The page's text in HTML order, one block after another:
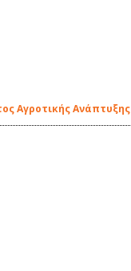
Αγροτικής Ανάπτυξης